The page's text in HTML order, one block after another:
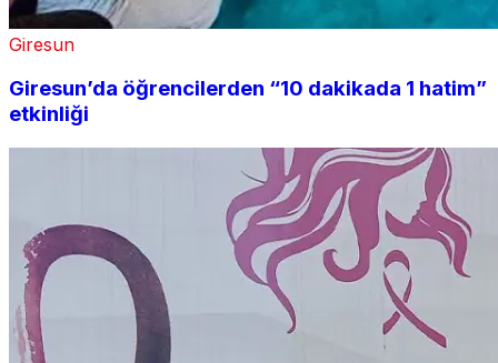
Giresun
Giresun’da öğrencilerden “10 dakikada 1 hatim”
etkinliği